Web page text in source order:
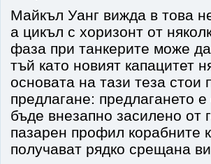
Майкъл Уанг вижда в това
а цикъл с хоризонт от
фаза при танкерите може
тъй като новият капацитет
основата на тази теза
предлагане: предлагането
бъде внезапно засилено от
пазарен профил корабните
получават рядко срещана